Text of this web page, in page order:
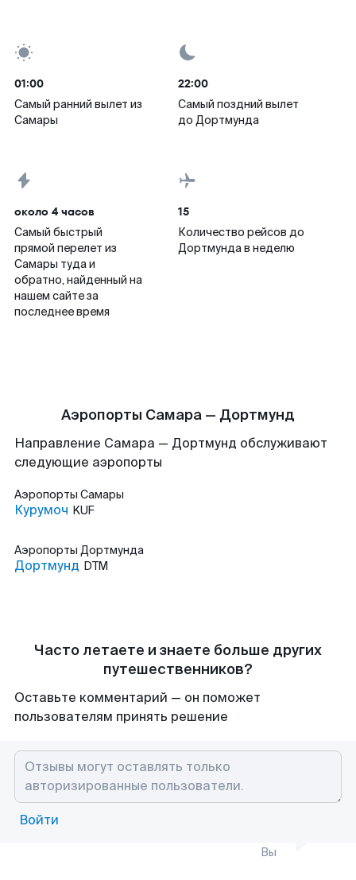
01:00
Самый ранний вылет из
Самары
22:00
Самый поздний вылет
до Дортмунда
около 4 часов
Самый быстрый
прямой перелет из
Самары туда и
обратно, найденный на
нашем сайте за
последнее время
15
Количество рейсов до
Дортмунда в неделю
Аэропорты Самара — Дортмунд
Направление Самара — Дортмунд обслуживают
следующие аэропорты
Аэропорты Самары
Курумоч KUF
Аэропорты Дортмунда
Дортмунд DTM
Часто летаете и знаете больше других
путешественников?
Оставьте комментарий — он поможет
пользователям принять решение
Войти
Вы